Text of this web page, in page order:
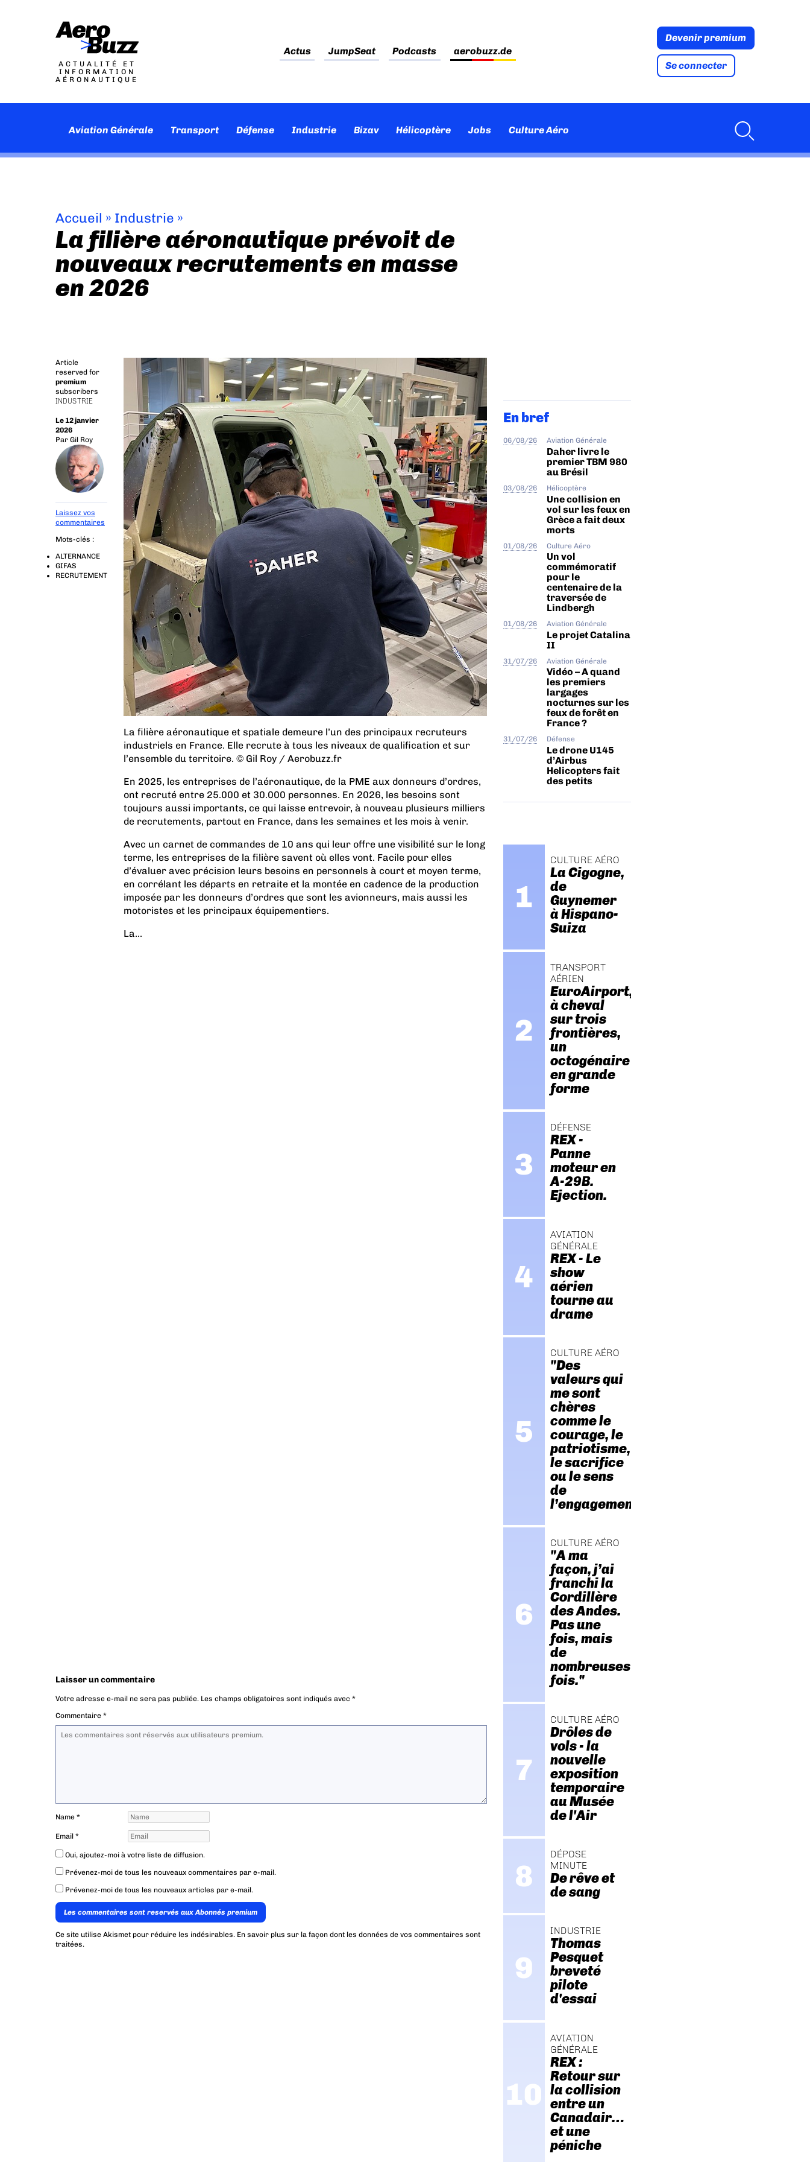
ACTUALITÉ ET
INFORMATION
AÉRONAUTIQUE
Actus JumpSeat Podcasts aerobuzz.de
Devenir premium
Se connecter
Aviation Générale Transport Défense Industrie Bizav Hélicoptère Jobs Culture Aéro
Accueil » Industrie »
La filière aéronautique prévoit de
nouveaux recrutements en masse
en 2026
Article
reserved for
premium
subscribers
INDUSTRIE
Le 12 janvier
2026
Par Gil Roy
Laissez vos
commentaires
Mots-clés :
ALTERNANCE
GIFAS
RECRUTEMENT
La filière aéronautique et spatiale demeure l’un des principaux recruteurs
industriels en France. Elle recrute à tous les niveaux de qualification et sur
l’ensemble du territoire. © Gil Roy / Aerobuzz.fr
En 2025, les entreprises de l’aéronautique, de la PME aux donneurs d’ordres,
ont recruté entre 25.000 et 30.000 personnes. En 2026, les besoins sont
toujours aussi importants, ce qui laisse entrevoir, à nouveau plusieurs milliers
de recrutements, partout en France, dans les semaines et les mois à venir.
Avec un carnet de commandes de 10 ans qui leur offre une visibilité sur le long
terme, les entreprises de la filière savent où elles vont. Facile pour elles
d’évaluer avec précision leurs besoins en personnels à court et moyen terme,
en corrélant les départs en retraite et la montée en cadence de la production
imposée par les donneurs d’ordres que sont les avionneurs, mais aussi les
motoristes et les principaux équipementiers.
La...
Laisser un commentaire
Votre adresse e-mail ne sera pas publiée. Les champs obligatoires sont indiqués avec *
Commentaire *
Name *
Email *
Oui, ajoutez-moi à votre liste de diffusion.
Prévenez-moi de tous les nouveaux commentaires par e-mail.
Prévenez-moi de tous les nouveaux articles par e-mail.
Les commentaires sont reservés aux Abonnés premium
Ce site utilise Akismet pour réduire les indésirables. En savoir plus sur la façon dont les données de vos commentaires sont
traitées.
En bref
06/08/26 Aviation Générale
Daher livre le
premier TBM 980
au Brésil
03/08/26 Hélicoptère
Une collision en
vol sur les feux en
Grèce a fait deux
morts
01/08/26 Culture Aéro
Un vol
commémoratif
pour le
centenaire de la
traversée de
Lindbergh
01/08/26 Aviation Générale
Le projet Catalina
II
31/07/26 Aviation Générale
Vidéo – A quand
les premiers
largages
nocturnes sur les
feux de forêt en
France ?
31/07/26 Défense
Le drone U145
d’Airbus
Helicopters fait
des petits
CULTURE AÉRO
La Cigogne,
de
Guynemer
à Hispano-
Suiza
TRANSPORT
AÉRIEN
EuroAirport,
à cheval
sur trois
frontières,
un
octogénaire
en grande
forme
DÉFENSE
REX -
Panne
moteur en
A-29B.
Ejection.
AVIATION
GÉNÉRALE
REX - Le
show
aérien
tourne au
drame
CULTURE AÉRO
"Des
valeurs qui
me sont
chères
comme le
courage, le
patriotisme,
le sacrifice
ou le sens
de
l’engagement."
CULTURE AÉRO
"A ma
façon, j’ai
franchi la
Cordillère
des Andes.
Pas une
fois, mais
de
nombreuses
fois."
CULTURE AÉRO
Drôles de
vols - la
nouvelle
exposition
temporaire
au Musée
de l'Air
DÉPOSE
MINUTE
De rêve et
de sang
INDUSTRIE
Thomas
Pesquet
breveté
pilote
d'essai
AVIATION
GÉNÉRALE
REX :
Retour sur
la collision
entre un
Canadair…
et une
péniche